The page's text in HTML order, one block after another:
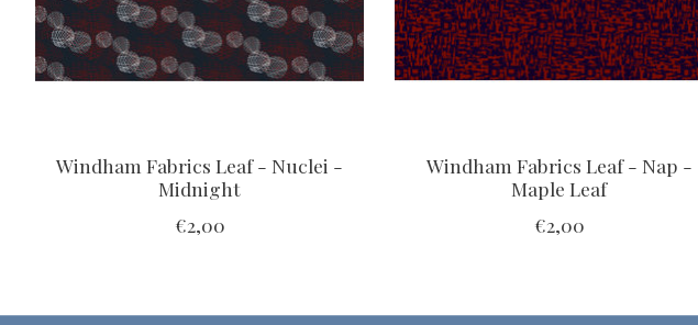
Windham Fabrics Leaf - Nuclei -
Midnight
€2,00
Windham Fabrics Leaf - Nap -
Maple Leaf
€2,00